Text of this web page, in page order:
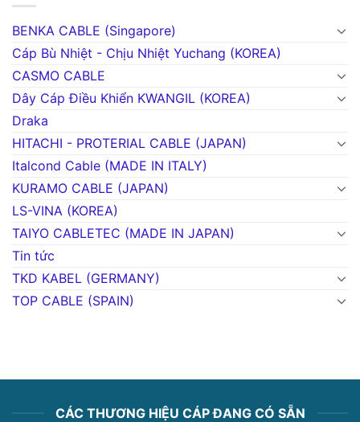
BENKA CABLE (Singapore)
Cáp Bù Nhiệt - Chịu Nhiệt Yuchang (KOREA)
CASMO CABLE
Dây Cáp Điều Khiển KWANGIL (KOREA)
Draka
HITACHI - PROTERIAL CABLE (JAPAN)
Italcond Cable (MADE IN ITALY)
KURAMO CABLE (JAPAN)
LS-VINA (KOREA)
TAIYO CABLETEC (MADE IN JAPAN)
Tin tức
TKD KABEL (GERMANY)
TOP CABLE (SPAIN)
CÁC THƯƠNG HIỆU CÁP ĐANG CÓ SẴN